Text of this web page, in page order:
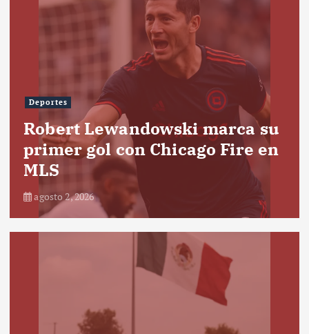
Deportes
Robert Lewandowski marca su
primer gol con Chicago Fire en
MLS
agosto 2, 2026